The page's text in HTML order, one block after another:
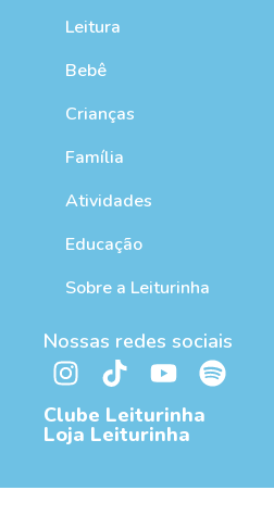
Leitura
Bebê
Crianças
Família
Atividades
Educação
Sobre a Leiturinha
Nossas redes sociais
Clube Leiturinha
Loja Leiturinha